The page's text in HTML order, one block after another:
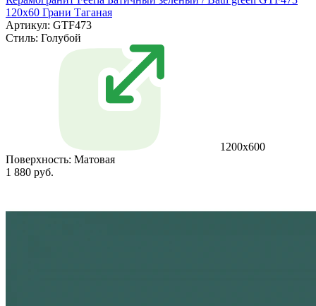
120х60 Грани Таганая
Артикул: GTF473
Стиль: Голубой
1200х600
Поверхность: Матовая
1 880 руб.